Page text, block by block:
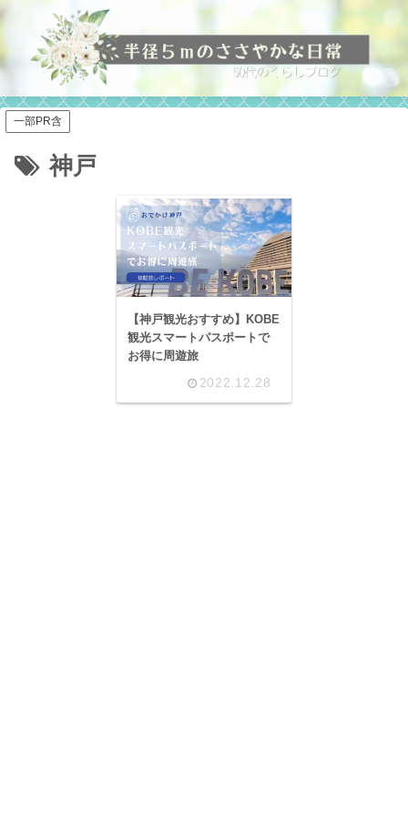
一部PR含
神戸
【神戸観光おすすめ】KOBE
観光スマートパスポートで
お得に周遊旅
2022.12.28